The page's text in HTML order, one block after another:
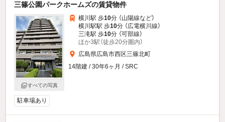
三篠公園パークホームズの賃貸物件
すべての写真
横川駅 歩10分 （山陽線など）
横川駅駅 歩10分 （広電横川線）
三滝駅 歩10分 （可部線）
ほか3駅（徒歩20分圏内）
広島県広島市西区三篠北町
14階建 / 30年6ヶ月 / SRC
駐車場あり